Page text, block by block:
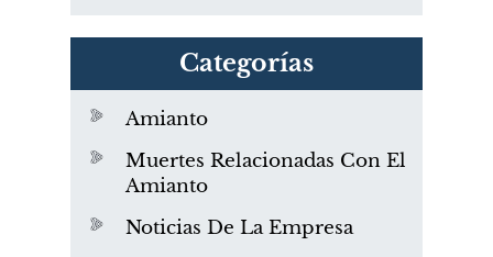
Categorías
Amianto
Muertes Relacionadas Con El
Amianto
Noticias De La Empresa